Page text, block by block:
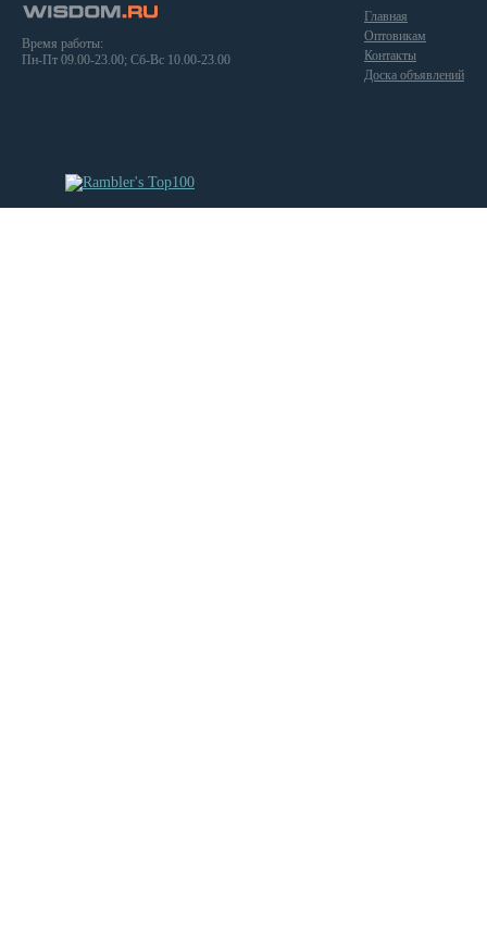
Время работы:
Пн-Пт 09.00-23.00; Сб-Вс 10.00-23.00
Главная
Оптовикам
Контакты
Доска объявлений